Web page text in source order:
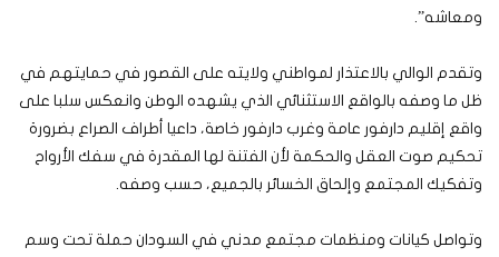
ومعاشه”.
وتقدم الوالي بالاعتذار لمواطني ولايته على القصور في حمايتهم في
ظل ما وصفه بالواقع الاستثنائي الذي يشهده الوطن وانعكس سلبا على
واقع إقليم دارفور عامة وغرب دارفور خاصة، داعيا أطراف الصراع بضرورة
تحكيم صوت العقل والحكمة لأن الفتنة لها المقدرة في سفك الأرواح
وتفكيك المجتمع وإلحاق الخسائر بالجميع، حسب وصفه.
وتواصل كيانات ومنظمات مجتمع مدني في السودان حملة تحت وسم